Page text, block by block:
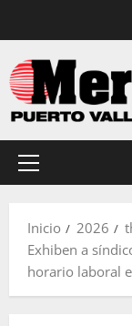
contenido
Menú
Inicio 2026
Exhiben a
horario laboral